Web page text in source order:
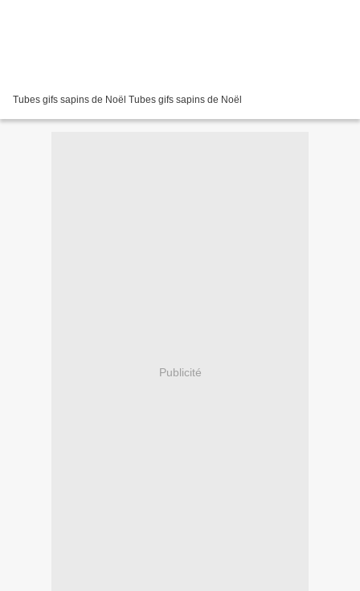
Tubes gifs sapins de Noël Tubes gifs sapins de Noël
Publicité